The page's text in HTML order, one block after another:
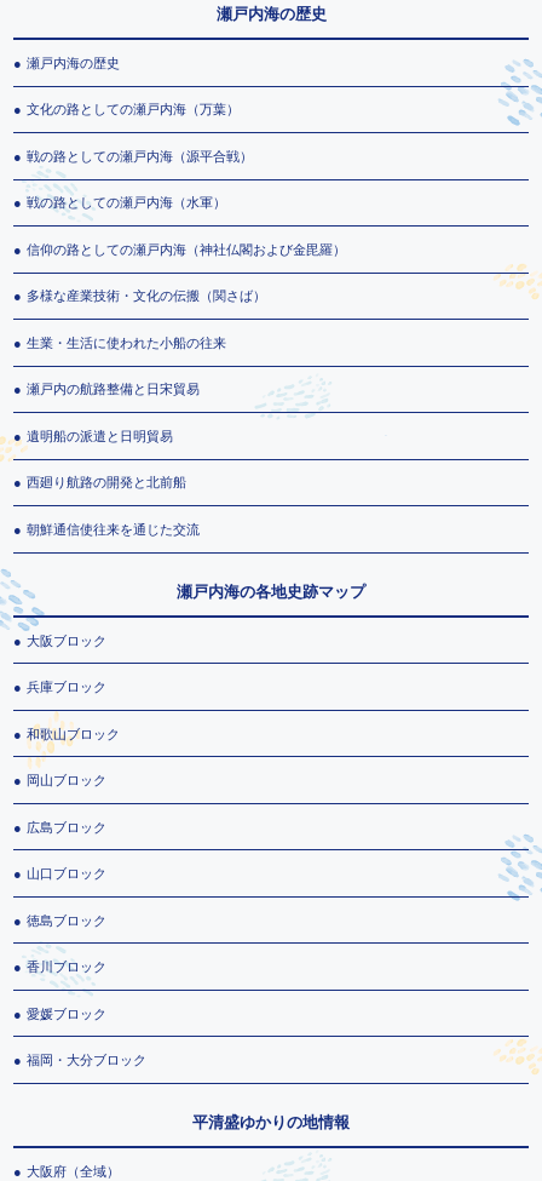
瀬戸内海の歴史
瀬戸内海の歴史
文化の路としての瀬戸内海（万葉）
戦の路としての瀬戸内海（源平合戦）
戦の路としての瀬戸内海（水軍）
信仰の路としての瀬戸内海（神社仏閣および金毘羅）
多様な産業技術・文化の伝搬（関さば）
生業・生活に使われた小船の往来
瀬戸内の航路整備と日宋貿易
遺明船の派遣と日明貿易
西廻り航路の開発と北前船
朝鮮通信使往来を通じた交流
瀬戸内海の各地史跡マップ
大阪ブロック
兵庫ブロック
和歌山ブロック
岡山ブロック
広島ブロック
山口ブロック
徳島ブロック
香川ブロック
愛媛ブロック
福岡・大分ブロック
平清盛ゆかりの地情報
大阪府（全域）